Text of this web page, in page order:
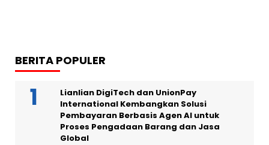
BERITA POPULER
Lianlian DigiTech dan UnionPay
International Kembangkan Solusi
Pembayaran Berbasis Agen AI untuk
Proses Pengadaan Barang dan Jasa
Global